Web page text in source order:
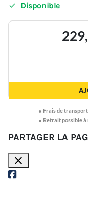
 Disponible
● Frais de transport
● Retrait possible
PARTAGER LA
close